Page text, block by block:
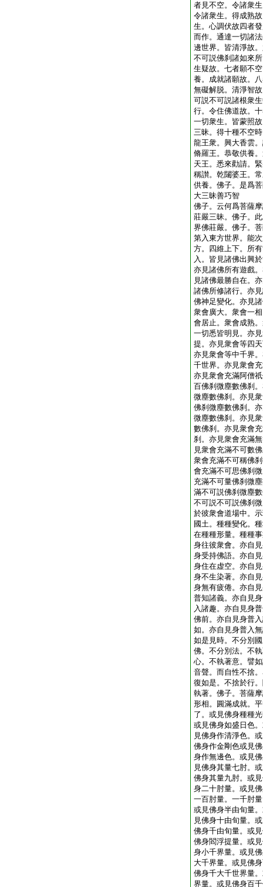
者見不空。令諸衆
令諸衆生。得成熟
生。心調伏故四者
而作。通達一切諸
邊世界。皆清淨故
不可説佛刹諸如來
生疑故。七者願不
養。成就諸願故。
無礙解脱。清淨智
可説不可説諸根衆
行。令住佛道故。
一切衆生。皆蒙照
三昧。得十種不空
龍王衆。興大香雲
脩羅王。恭敬供養
天王。悉來勸請。
稱讃。乾闥婆王。
供養。佛子。是爲
大三昧善巧智
佛子。云何爲菩薩
莊嚴三昧。佛子。
界佛莊嚴。佛子。
第入東方世界。能
方。四維上下。所
入。皆見諸佛出興
亦見諸佛所有遊戲
見諸佛最勝自在。
諸佛所修諸行。亦
佛神足變化。亦見
衆會廣大。衆會一
會居止。衆會成熟
一切悉皆明見。亦
提。亦見衆會等四
亦見衆會等中千界
千世界。亦見衆會
亦見衆會充滿阿僧
百佛刹微塵數佛刹
微塵數佛刹。亦見
佛刹微塵數佛刹。
微塵數佛刹。亦見
數佛刹。亦見衆會
刹。亦見衆會充滿
見衆會充滿不可數
衆會充滿不可稱佛
會充滿不可思佛刹
充滿不可量佛刹微
滿不可説佛刹微塵
不可説不可説佛刹
於彼衆會道場中。
國土。種種變化。
在種種形量。種種
身往彼衆會。亦自
身受持佛語。亦自
身住在虚空。亦自
身不生染著。亦自
身無有疲倦。亦自
普知諸義。亦自見
入諸趣。亦自見身
佛前。亦自見身普
如。亦自見身普入
如是見時。不分別
佛。不分別法。不
心。不執著意。譬
音聲。而自性不捨
復如是。不捨於行
執著。佛子。菩薩
形相。圓滿成就。
了。或見佛身種種
或見佛身如盛日色
見佛身作清淨色。
佛身作金剛色或見
身作無邊色。或見
見佛身其量七肘。
佛身其量九肘。或
身二十肘量。或見
一百肘量。一千肘
或見佛身半由旬量
見佛身十由旬量。
佛身千由旬量。或
佛身閻浮提量。或
身小千界量。或見
大千界量。或見佛
佛身千大千世界量
界量。或見佛身百